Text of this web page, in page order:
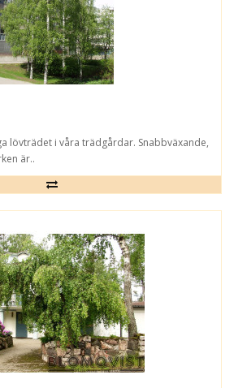
lövträdet i våra trädgårdar. Snabbväxande,
är..